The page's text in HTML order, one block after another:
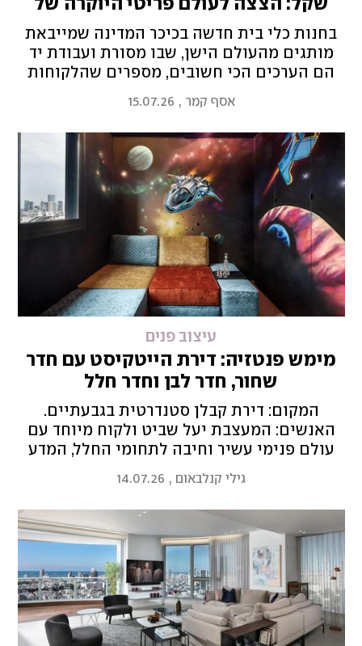
שקל: הצצה לעולם פריטי היוקרה של
האלפיון העליון
בחנות כלי בית חדשה בכיכר המדינה שמייבאת
מותגים מהעולם הישן, שבו מסורת ועבודת יד
הם הערכים הכי חשובים, מספרים שהלקוחות
של ייצור המוני זול ומהיר יש מקום למורשת של
פעם
אסף קמר ,
15.07.26
עיצוב פנים
מימש פנטזיה: דירת הייטקיסט עם חדר
שחור, חדר לבן וחדר חלל
המקום: דירת קבלן סטנדרטית בגבעתיים.
האנשים: המעצבת יעל שביט ולקוח מיוחד עם
עולם פנימי עשיר וחיבה לתחומי החלל, המדע
מלא לאישיות הצבעונית של הדייר
גילי קנלבאום ,
14.07.26